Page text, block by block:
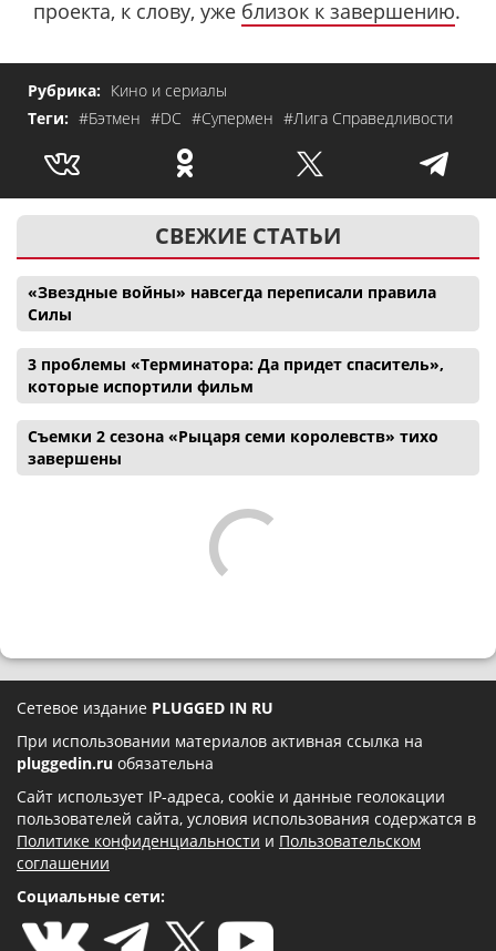
проекта, к слову, уже близок к завершению.
Рубрика: Кино и сериалы
Теги: #Бэтмен #DC #Супермен #Лига Справедливости
СВЕЖИЕ СТАТЬИ
«Звездные войны» навсегда переписали правила
Силы
3 проблемы «Терминатора: Да придет спаситель»,
которые испортили фильм
Съемки 2 сезона «Рыцаря семи королевств» тихо
завершены
Сетевое издание PLUGGED IN RU
При использовании материалов активная ссылка на
pluggedin.ru обязательна
Сайт использует IP-адреса, cookie и данные геолокации
пользователей сайта, условия использования содержатся в
Политике конфиденциальности и Пользовательском
соглашении
Социальные сети: